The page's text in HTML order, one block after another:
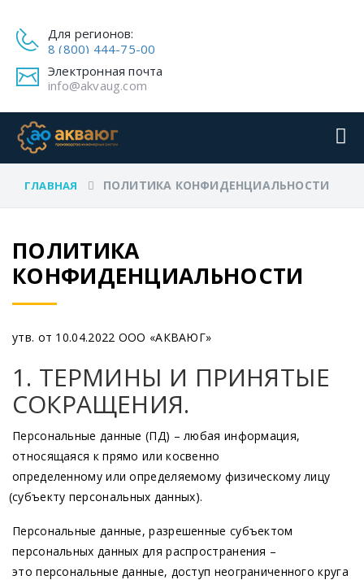
Для регионов:
8 (800) 444-75-00
Электронная почта
info@akvaug.com
ГЛАВНАЯ ПОЛИТИКА КОНФИДЕНЦИАЛЬНОСТИ
ПОЛИТИКА
КОНФИДЕНЦИАЛЬНОСТИ
утв. от 10.04.2022 ООО «АКВАЮГ»
1. ТЕРМИНЫ И ПРИНЯТЫЕ
СОКРАЩЕНИЯ.
Персональные данные (ПД) – любая информация,
относящаяся к прямо или косвенно
определенному или определяемому физическому лицу
(субъекту персональных данных).
Персональные данные, разрешенные субъектом
персональных данных для распространения –
это персональные данные, доступ неограниченного круга